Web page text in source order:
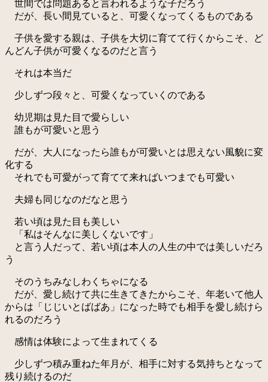
世間では問題あると言われるような子だろう
だが、長い間見ていると、可愛くなってくるものである
子供を愛する親は、子供を大切に育てて行くからこそ、ど
んどん子供が可愛くなるのだと言う
それは本当だ
少しずつ段々と、可愛くなっていくのである
幼児期は見た目で愛らしい
誰もが可愛いと思う
だが、大人になったら誰もが可愛いとは思えない風貌に変
化する
それでも可愛がって育てて来ればいつまでも可愛い
夫婦も同じなのだなと思う
若い頃は見た目も美しい
「私はそんなに美しくないです」
と言う人だって、若い頃は本人の人生の中では美しいだろ
う
そのうちみなしわくちゃになる
だが、愛し続けて共に生きてきたからこそ、年老いて他人
からは「じじいとばばあ」になった時でも相手を愛し続けら
れるのだろう
感情は体験によって生まれてくる
少しずつ積み重ねた年月が、相手に対する気持ちとなって
残り続けるのだ